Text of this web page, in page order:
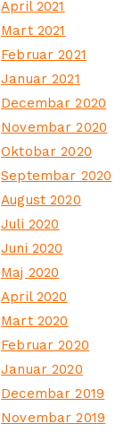
April 2021
Mart 2021
Februar 2021
Januar 2021
Decembar 2020
Novembar 2020
Oktobar 2020
Septembar 2020
August 2020
Juli 2020
Juni 2020
Maj 2020
April 2020
Mart 2020
Februar 2020
Januar 2020
Decembar 2019
Novembar 2019